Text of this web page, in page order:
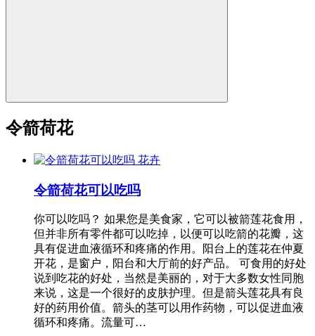
令箭荷花
花卉
令箭荷花可以吃吗
你可以吃吗？ 如果您是美食家，它可以被箭莲花食用，
但并非所有零件都可以吃掉，以便可以吃箭的花瓣，这
具有促进血液循环和疼痛的作用。阳台上的莲花在仲夏
开花，是窗户，阳台和大厅前的好产品。 可食用的好处
说到吃花的好处，当然是美丽的，对于大多数女性同胞
来说，这是一个很好的皮肤护理。但是箭头莲花具有良
好的药用价值。箭头的茎可以用作药物，可以促进血液
循环和疼痛。流量可…